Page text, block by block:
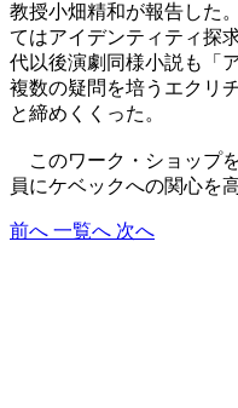
教授小畑精和が報告した
てはアイデンティティ探
代以後演劇同様小説も「
複数の疑問を培うエクリ
と締めくくった。
このワーク・ショップ
員にケベックへの関心を
前へ 一覧へ 次へ